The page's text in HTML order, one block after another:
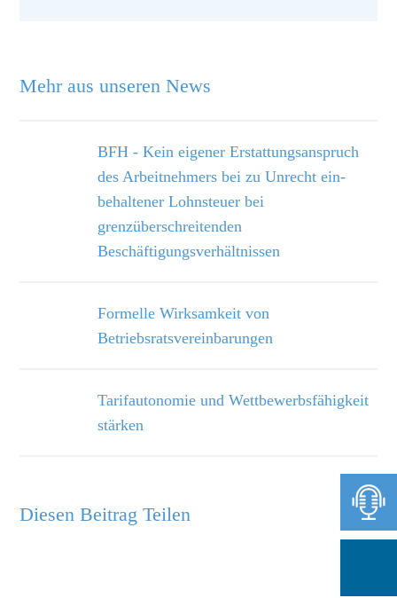
Mehr aus unseren News
BFH - Kein eigener Erstattungsanspruch
des Arbeitnehmers bei zu Unrecht ein­
behaltener Lohnsteuer bei
grenzüberschreitenden
Beschäftigungsverhältnissen
Formelle Wirksamkeit von
Betriebsratsvereinbarungen
Tarifautonomie und Wettbewerbsfähigkeit
stärken
Diesen Beitrag Teilen